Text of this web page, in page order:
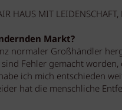
HAUS MIT
Markt?
normaler Großhändler
Fehler gemacht
ich mich entschieden
hat die menschliche